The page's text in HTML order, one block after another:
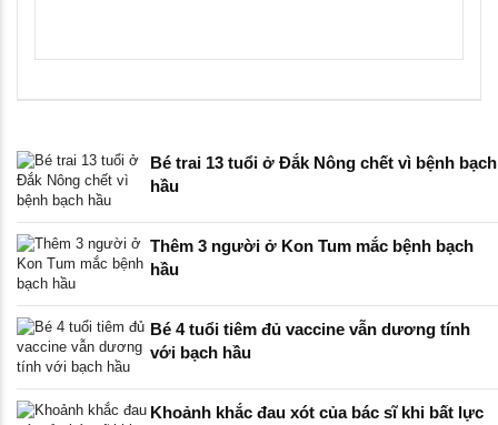
Bé trai 13 tuổi ở Đắk Nông chết vì bệnh bạch
hầu
Thêm 3 người ở Kon Tum mắc bệnh bạch
hầu
Bé 4 tuổi tiêm đủ vaccine vẫn dương tính
với bạch hầu
Khoảnh khắc đau xót của bác sĩ khi bất lực